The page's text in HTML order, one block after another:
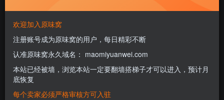
学生
1
欢迎加入原味窝
注册账号成为原味窝的用户，每日精彩不断
认准原味窝永久域名： maomiyuanwei.com
本站已经被墙，浏览本站一定要翻墙搭梯子才可以进入，预计月
底恢复
每个卖家必须严格审核方可入驻